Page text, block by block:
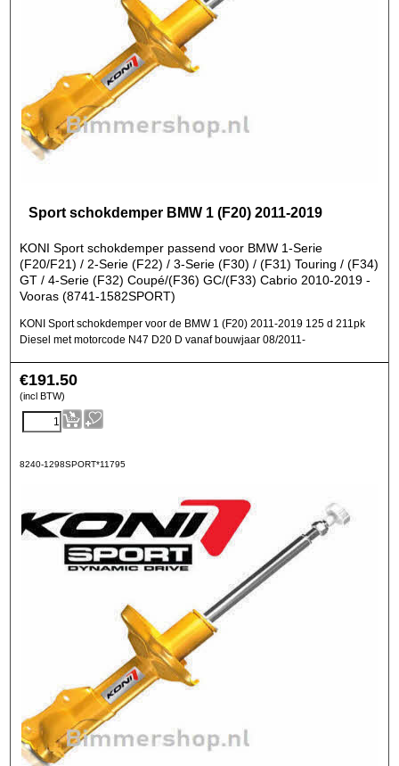
Sport schokdemper BMW 1 (F20) 2011-2019
KONI Sport schokdemper passend voor BMW 1-Serie
(F20/F21) / 2-Serie (F22) / 3-Serie (F30) / (F31) Touring / (F34)
GT / 4-Serie (F32) Coupé/(F36) GC/(F33) Cabrio 2010-2019 -
Vooras (8741-1582SPORT)
KONI Sport schokdemper voor de BMW 1 (F20) 2011-2019 125 d 211pk
Diesel met motorcode N47 D20 D vanaf bouwjaar 08/2011-
€191.50
(incl BTW)
8240-1298SPORT*11795